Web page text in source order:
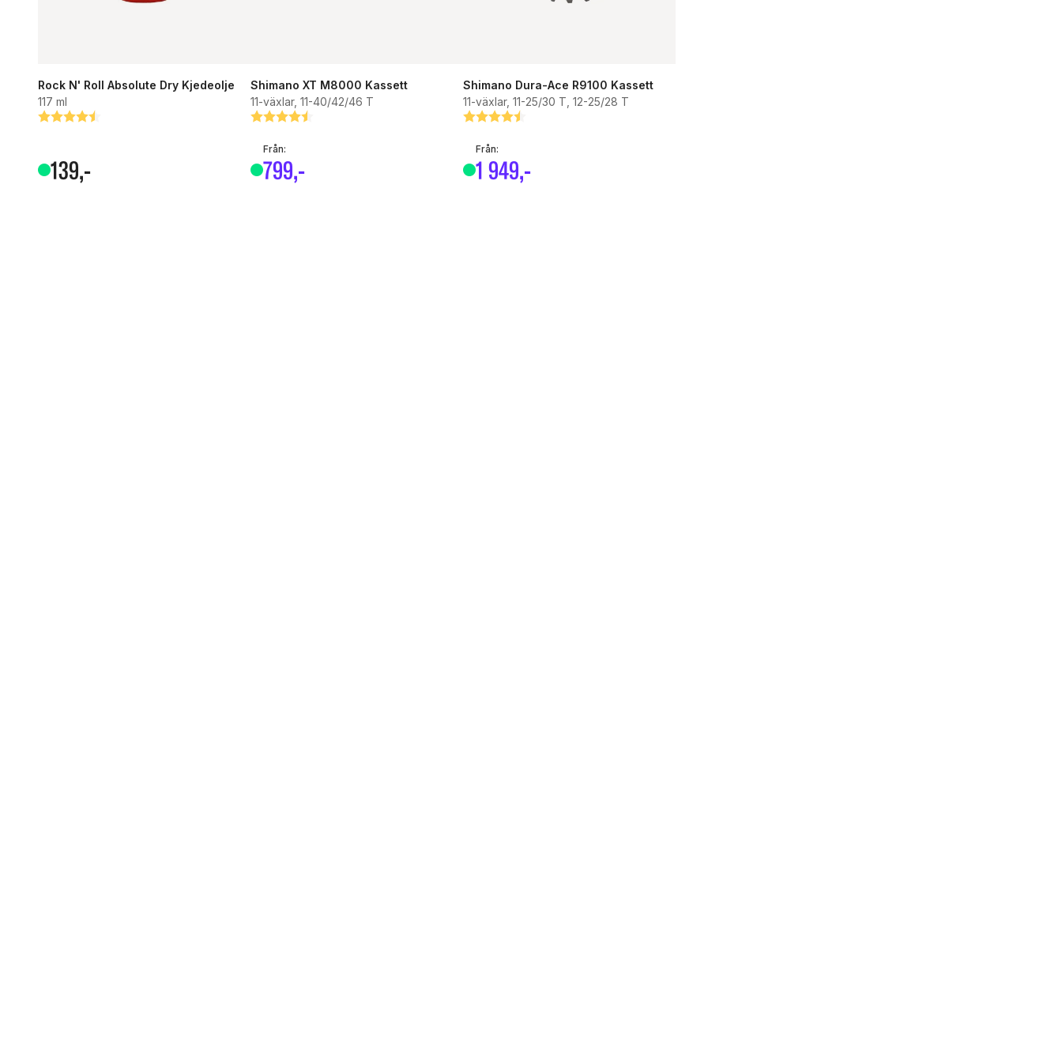
Rock N' Roll Absolute Dry Kjedeolje
117 ml
Betyg:
4.4 utav 5 stjärnor
139,-
Shimano XT M8000 Kassett
11-växlar, 11-40/42/46 T
Betyg:
4.6 utav 5 stjärnor
799,-
Från:
Shimano Dura-Ace R9100 Kassett
11-växlar, 11-25/30 T, 12-25/28 T
Betyg:
4.6 utav 5 stjärnor
1 949,-
Från: